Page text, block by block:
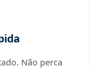
Não perca